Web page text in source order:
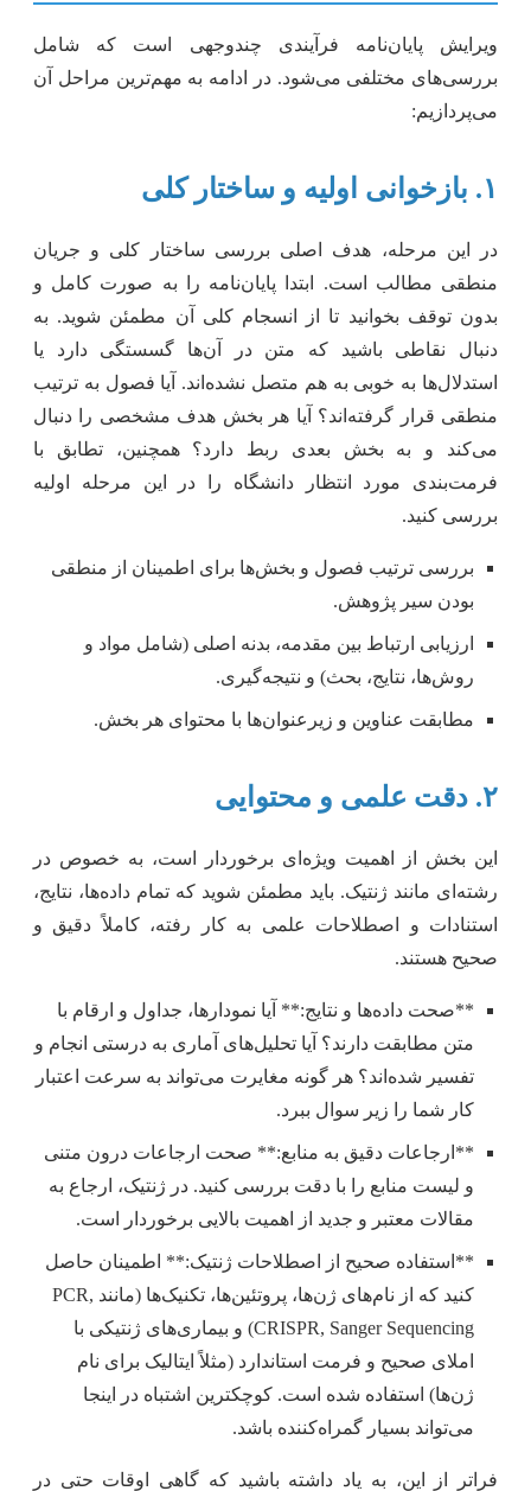
ویرایش پایان‌نامه فرآیندی چندوجهی است که شامل
بررسی‌های مختلفی می‌شود. در ادامه به مهم‌ترین مراحل آن
می‌پردازیم:
۱. بازخوانی اولیه و ساختار کلی
در این مرحله، هدف اصلی بررسی ساختار کلی و جریان
منطقی مطالب است. ابتدا پایان‌نامه را به صورت کامل و
بدون توقف بخوانید تا از انسجام کلی آن مطمئن شوید. به
دنبال نقاطی باشید که متن در آن‌ها گسستگی دارد یا
استدلال‌ها به خوبی به هم متصل نشده‌اند. آیا فصول به ترتیب
منطقی قرار گرفته‌اند؟ آیا هر بخش هدف مشخصی را دنبال
می‌کند و به بخش بعدی ربط دارد؟ همچنین، تطابق با
فرمت‌بندی مورد انتظار دانشگاه را در این مرحله اولیه
بررسی کنید.
بررسی ترتیب فصول و بخش‌ها برای اطمینان از منطقی
بودن سیر پژوهش.
ارزیابی ارتباط بین مقدمه، بدنه اصلی (شامل مواد و
روش‌ها، نتایج، بحث) و نتیجه‌گیری.
مطابقت عناوین و زیرعنوان‌ها با محتوای هر بخش.
۲. دقت علمی و محتوایی
این بخش از اهمیت ویژه‌ای برخوردار است، به خصوص در
رشته‌ای مانند ژنتیک. باید مطمئن شوید که تمام داده‌ها، نتایج،
استنادات و اصطلاحات علمی به کار رفته، کاملاً دقیق و
صحیح هستند.
**صحت داده‌ها و نتایج:** آیا نمودارها، جداول و ارقام با
متن مطابقت دارند؟ آیا تحلیل‌های آماری به درستی انجام و
تفسیر شده‌اند؟ هر گونه مغایرت می‌تواند به سرعت اعتبار
کار شما را زیر سوال ببرد.
**ارجاعات دقیق به منابع:** صحت ارجاعات درون متنی
و لیست منابع را با دقت بررسی کنید. در ژنتیک، ارجاع به
مقالات معتبر و جدید از اهمیت بالایی برخوردار است.
**استفاده صحیح از اصطلاحات ژنتیک:** اطمینان حاصل
کنید که از نام‌های ژن‌ها، پروتئین‌ها، تکنیک‌ها (مانند PCR,
CRISPR, Sanger Sequencing) و بیماری‌های ژنتیکی با
املای صحیح و فرمت استاندارد (مثلاً ایتالیک برای نام
ژن‌ها) استفاده شده است. کوچکترین اشتباه در اینجا
می‌تواند بسیار گمراه‌کننده باشد.
فراتر از این، به یاد داشته باشید که گاهی اوقات حتی در